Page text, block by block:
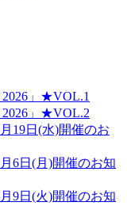
2026」★VOL.1
2026」★VOL.2
日(水)開催のお
日(月)開催のお知
日(火)開催のお知